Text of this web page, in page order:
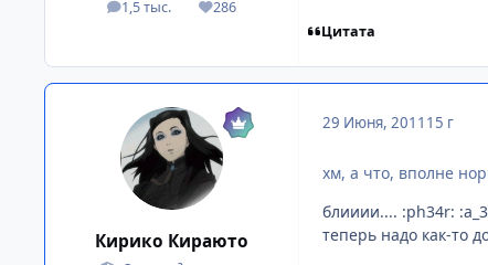
1,5 тыс.
посты 286
Репутация
Цитата
Кирико Кираюто
29 Июня, 2011 15 г
хм, а что, вполне
блииии.... :ph34r:
теперь надо как-то